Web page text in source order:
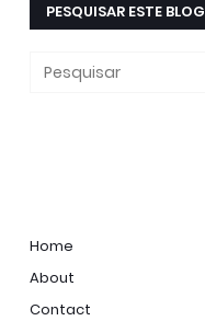
PESQUISAR ESTE BLOG
Home
About
Contact